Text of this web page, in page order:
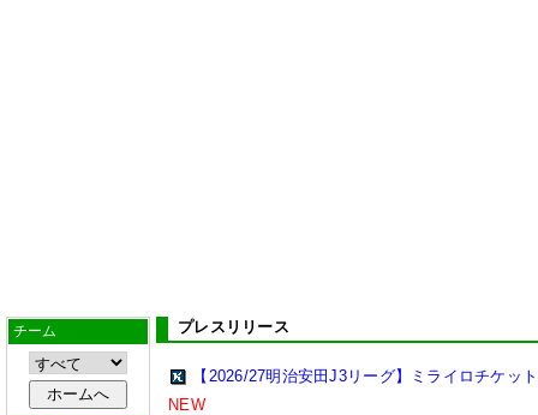
チーム プレスリリース
【2026/27明治安田J3リーグ】ミライロチケッ
NEW